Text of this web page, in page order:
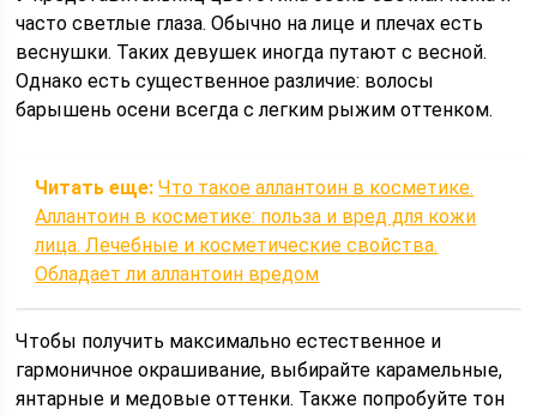
часто светлые глаза. Обычно на лице и плечах есть
веснушки. Таких девушек иногда путают с весной.
Однако есть существенное различие: волосы
барышень осени всегда с легким рыжим оттенком.
Читать еще: Что такое аллантоин в косметике.
Аллантоин в косметике: польза и вред для кожи
лица. Лечебные и косметические свойства.
Обладает ли аллантоин вредом
Чтобы получить максимально естественное и
гармоничное окрашивание, выбирайте карамельные,
янтарные и медовые оттенки. Также попробуйте тон